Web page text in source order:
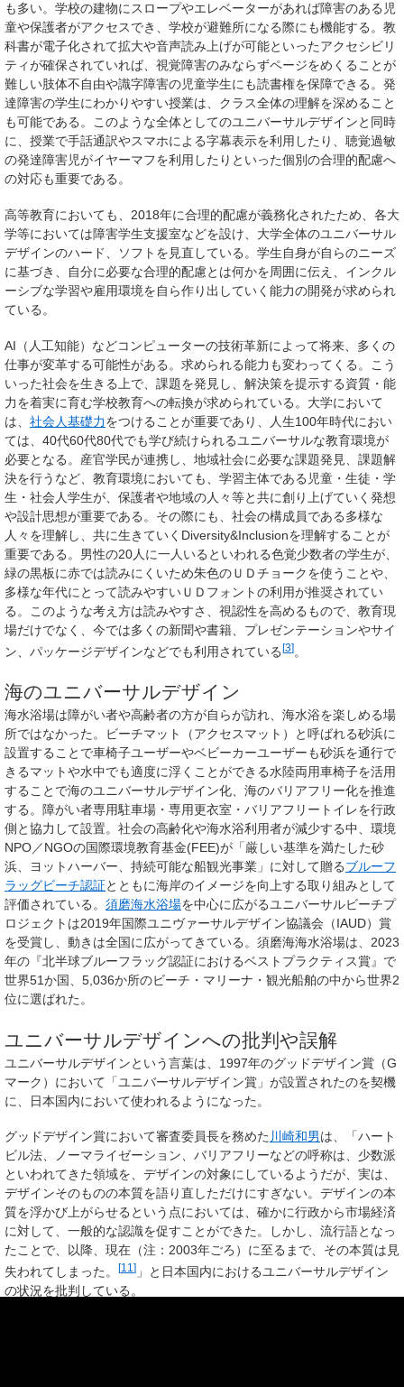
も多い。学校の建物にスロープやエレベーターがあれば障害のある児
童や保護者がアクセスでき、学校が避難所になる際にも機能する。教
科書が電子化されて拡大や音声読み上げが可能といったアクセシビリ
ティが確保されていれば、視覚障害のみならずページをめくることが
難しい肢体不自由や識字障害の児童学生にも読書権を保障できる。発
達障害の学生にわかりやすい授業は、クラス全体の理解を深めること
も可能である。このような全体としてのユニバーサルデザインと同時
に、授業で手話通訳やスマホによる字幕表示を利用したり、聴覚過敏
の発達障害児がイヤーマフを利用したりといった個別の合理的配慮へ
の対応も重要である。
高等教育においても、2018年に合理的配慮が義務化されたため、各大
学等においては障害学生支援室などを設け、大学全体のユニバーサル
デザインのハード、ソフトを見直している。学生自身が自らのニーズ
に基づき、自分に必要な合理的配慮とは何かを周囲に伝え、インクル
ーシブな学習や雇用環境を自ら作り出していく能力の開発が求められ
ている。
AI（人工知能）などコンピューターの技術革新によって将来、多くの
仕事が変革する可能性がある。求められる能力も変わってくる。こう
いった社会を生きる上で、課題を発見し、解決策を提示する資質・能
力を着実に育む学校教育への転換が求められている。大学において
は、 社会人基礎力をつけることが重要であり、人生100年時代におい
ては、40代60代80代でも学び続けられるユニバーサルな教育環境が
必要となる。産官学民が連携し、地域社会に必要な課題発見、課題解
決を行うなど、教育環境においても、学習主体である児童・生徒・学
生・社会人学生が、保護者や地域の人々等と共に創り上げていく発想
や設計思想が重要である。その際にも、社会の構成員である多様な
人々を理解し、共に生きていくDiversity&Inclusionを理解することが
重要である。男性の20人に一人いるといわれる色覚少数者の学生が、
緑の黒板に赤では読みにくいため朱色のＵＤチョークを使うことや、
多様な年代にとって読みやすいＵＤフォントの利用が推奨されてい
る。このような考え方は読みやすさ、視認性を高めるもので、教育現
場だけでなく、今では多くの新聞や書籍、プレゼンテーションやサイ
ン、パッケージデザインなどでも利用されている[3]。
海のユニバーサルデザイン
海水浴場は障がい者や高齢者の方が自らが訪れ、海水浴を楽しめる場
所ではなかった。ビーチマット（アクセスマット）と呼ばれる砂浜に
設置することで車椅子ユーザーやベビーカーユーザーも砂浜を通行で
きるマットや水中でも適度に浮くことができる水陸両用車椅子を活用
することで海のユニバーサルデザイン化、海のバリアフリー化を推進
する。障がい者専用駐車場・専用更衣室・バリアフリートイレを行政
側と協力して設置。社会の高齢化や海水浴利用者が減少する中、環境
NPO／NGOの国際環境教育基金(FEE)が「厳しい基準を満たした砂
浜、ヨットハーバー、持続可能な船観光事業」に対して贈るブルーフ
ラッグビーチ認証とともに海岸のイメージを向上する取り組みとして
評価されている。 須磨海水浴場を中心に広がるユニバーサルビーチプ
ロジェクトは2019年国際ユニヴァーサルデザイン協議会（IAUD）賞
を受賞し、動きは全国に広がってきている。須磨海海水浴場は、2023
年の『北半球ブルーフラッグ認証におけるベストプラクティス賞』で
世界51か国、5,036か所のビーチ・マリーナ・観光船舶の中から世界2
位に選ばれた。
ユニバーサルデザインへの批判や誤解
ユニバーサルデザインという言葉は、1997年のグッドデザイン賞（G
マーク）において「ユニバーサルデザイン賞」が設置されたのを契機
に、日本国内において使われるようになった。
グッドデザイン賞において審査委員長を務めた 川崎和男は、「ハート
ビル法、ノーマライゼーション、バリアフリーなどの呼称は、少数派
といわれてきた領域を、デザインの対象にしているようだが、実は、
デザインそのものの本質を語り直しただけにすぎない。デザインの本
質を浮かび上がらせるという点においては、確かに行政から市場経済
に対して、一般的な認識を促すことができた。しかし、流行語となっ
たことで、以降、現在（注：2003年ごろ）に至るまで、その本質は見
失われてしまった。
[11 ] 」と日本国内におけるユニバーサルデザイン
の状況を批判している。